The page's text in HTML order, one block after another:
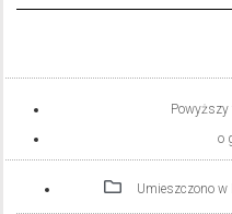
Powyższy
o
Umieszczono w